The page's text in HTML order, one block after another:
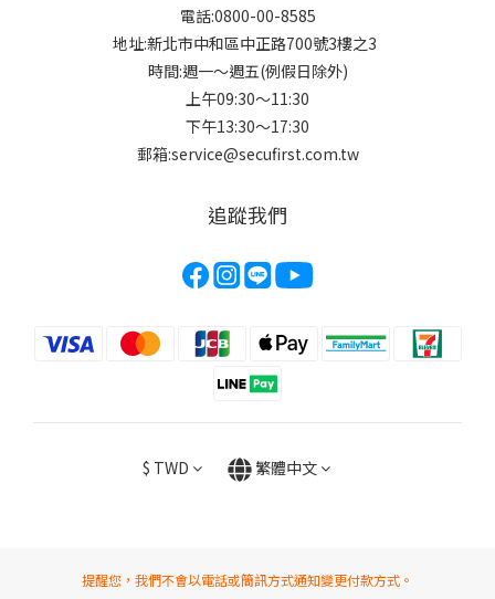
電話:0800-00-8585
地址:新北市中和區中正路700號3樓之3
時間:週一～週五(例假日除外)
上午09:30～11:30
下午13:30～17:30
郵箱:service@secufirst.com.tw
追蹤我們
$ TWD 繁體中文
提醒您，我們不會以電話或簡訊方式通知變更付款方式。